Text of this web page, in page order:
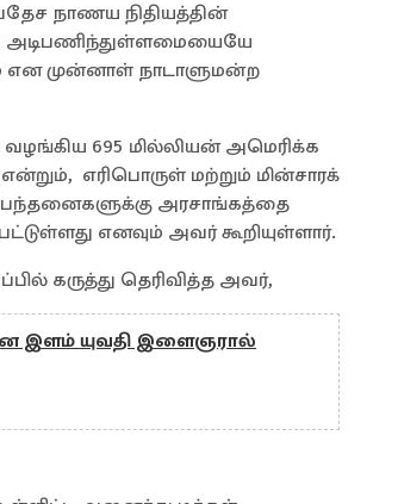
நாணய நிதியத்தின்
அடிபணிந்துள்ளமையையே
என முன்னாள் நாடாளுமன்ற
695 மில்லியன் அமெரிக்க
எரிபொருள் மற்றும் மின்சாரக்
அரசாங்கத்தை
எனவும் அவர் கூறியுள்ளார்.
கருத்து தெரிவித்த அவர்,
இளம் யுவதி இளைஞரால்